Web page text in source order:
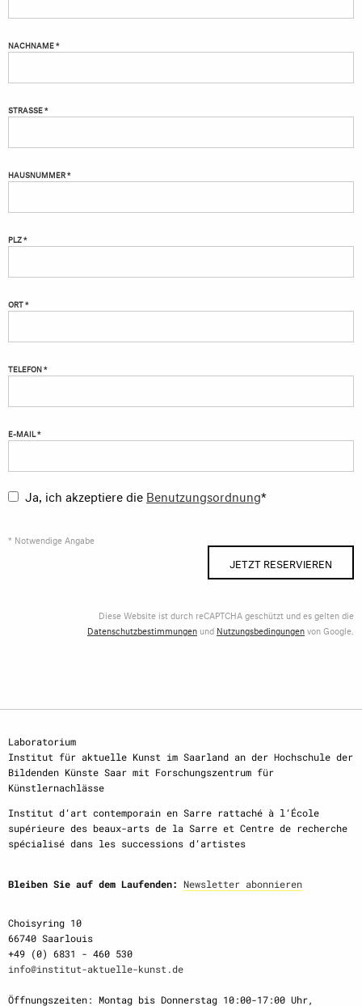
NACHNAME *
STRASSE *
HAUSNUMMER *
PLZ *
ORT *
TELEFON *
E-MAIL *
Ja, ich akzeptiere die Benutzungsordnung*
* Notwendige Angabe
JETZT RESERVIEREN
Diese Website ist durch reCAPTCHA geschützt und es gelten die
Datenschutzbestimmungen und Nutzungsbedingungenvon Google.
Laboratorium
Institut für aktuelle Kunst im Saarland an der Hochschule der
Bildenden Künste Saar mit Forschungszentrum für
Künstlernachlässe
Institut d‘art contemporain en Sarre rattaché à l‘École
supérieure des beaux-arts de la Sarre et Centre de recherche
spécialisé dans les successions d‘artistes
Bleiben Sie auf dem Laufenden: Newsletter abonnieren
Choisyring 10
66740 Saarlouis
+49 (0) 6831 - 460 530
info@institut-aktuelle-kunst.de
Öffnungszeiten: Montag bis Donnerstag 10:00-17:00 Uhr,